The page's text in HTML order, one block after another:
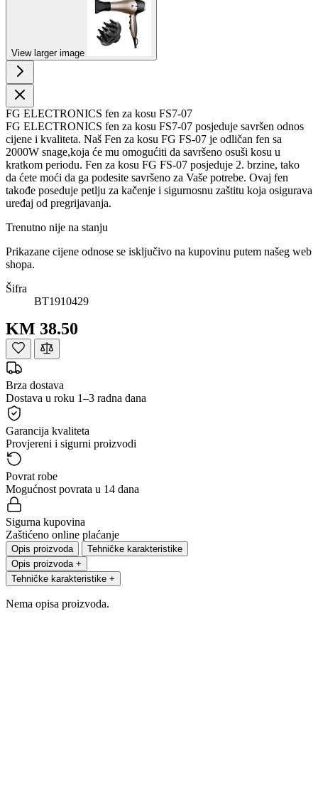
View larger image
FG ELECTRONICS fen za kosu FS7-07
FG ELECTRONICS fen za kosu FS7-07 posjeduje savršen odnos
cijene i kvaliteta. Naš Fen za kosu FG FS-07 je odličan fen sa
2000W snage,koja će mu omogućiti da savršeno osuši kosu u
kratkom periodu. Fen za kosu FG FS-07 posjeduje 2. brzine, tako
da ćete moći da ga podesite savršeno za Vaše potrebe. Ovaj fen
takođe poseduje petlju za kačenje i sigurnosnu zaštitu koja osigurava
uređaj od pregrijavanja.
Trenutno nije na stanju
Prikazane cijene odnose se isključivo na kupovinu putem našeg web
shopa.
Šifra
BT1910429
KM 38.50
Brza dostava
Dostava u roku 1–3 radna dana
Garancija kvaliteta
Provjereni i sigurni proizvodi
Povrat robe
Mogućnost povrata u 14 dana
Sigurna kupovina
Zaštićeno online plaćanje
Opis proizvoda
Tehničke karakteristike
Opis proizvoda +
Tehničke karakteristike +
Nema opisa proizvoda.